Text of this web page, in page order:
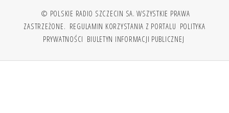
© POLSKIE RADIO SZCZECIN SA. WSZYSTKIE PRAWA
ZASTRZEŻONE. REGULAMIN KORZYSTANIA Z PORTALU POLITYKA
PRYWATNOŚCI BIULETYN INFORMACJI PUBLICZNEJ